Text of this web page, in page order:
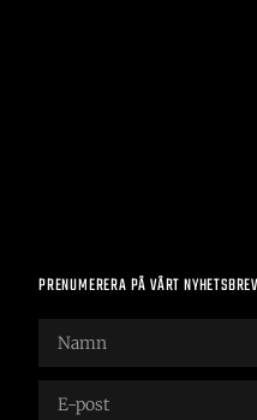
PRENUMERERA PÅ VÅRT NYHETSBREV